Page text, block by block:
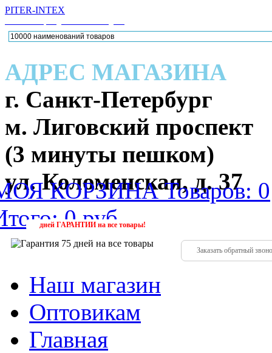
PITER-INTEX
АДРЕС МАГАЗИНА
г. Санкт-Петербург
м. Лиговский проспект
(3 минуты пешком)
ул. Коломенская, д. 37
Заказать обратный
КОРЗИНА Товаров: 0
0 руб.
дней ГАРАНТИИ на все товары!
Наш магазин
Оптовикам
Главная